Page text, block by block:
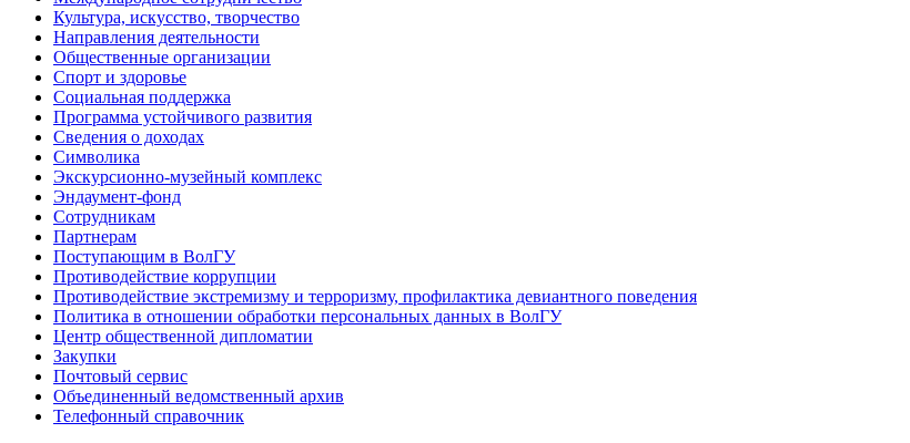
Культура, искусство, творчество
Направления деятельности
Общественные организации
Спорт и здоровье
Социальная поддержка
Программа устойчивого развития
Сведения о доходах
Символика
Экскурсионно-музейный комплекс
Эндаумент-фонд
Сотрудникам
Партнерам
Поступающим в ВолГУ
Противодействие коррупции
Противодействие экстремизму и терроризму, профилактика девиантного поведения
Политика в отношении обработки персональных данных в ВолГУ
Центр общественной дипломатии
Закупки
Почтовый сервис
Объединенный ведомственный архив
Телефонный справочник